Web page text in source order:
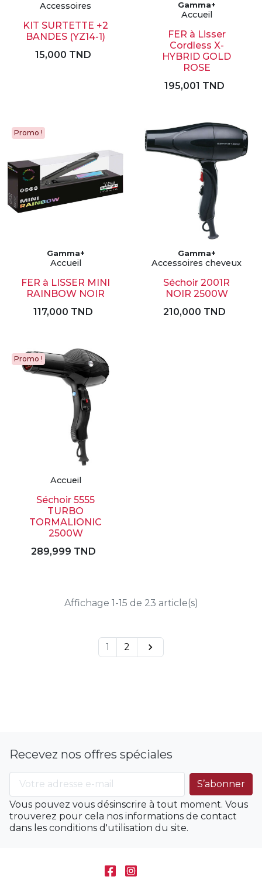
Accessoires
KIT SURTETTE +2
BANDES (YZ14-1)
15,000 TND
Gamma+
Accueil
FER à Lisser
Cordless X-
HYBRID GOLD
ROSE
195,001 TND
Promo !
Gamma+
Accueil
FER à LISSER MINI
RAINBOW NOIR
117,000 TND
Gamma+
Accessoires cheveux
Séchoir 2001R
NOIR 2500W
210,000 TND
Promo !
Accueil
Séchoir 5555
TURBO
TORMALIONIC
2500W
289,999 TND
Affichage 1-15 de 23 article(s)
1 2 
Recevez nos offres spéciales
Vous pouvez vous désinscrire à tout moment. Vous
trouverez pour cela nos informations de contact
dans les conditions d'utilisation du site.